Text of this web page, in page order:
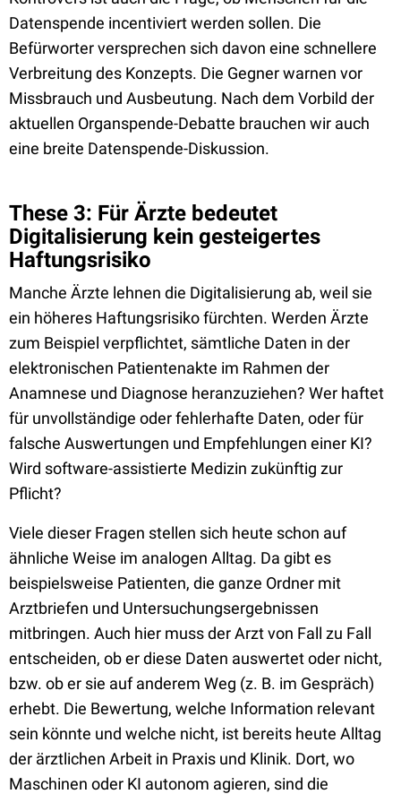
Datenspende incentiviert werden sollen. Die
Befürworter versprechen sich davon eine schnellere
Verbreitung des Konzepts. Die Gegner warnen vor
Missbrauch und Ausbeutung. Nach dem Vorbild der
aktuellen Organspende-Debatte brauchen wir auch
eine breite Datenspende-Diskussion.
These 3: Für Ärzte bedeutet
Digitalisierung kein gesteigertes
Haftungsrisiko
Manche Ärzte lehnen die Digitalisierung ab, weil sie
ein höheres Haftungsrisiko fürchten. Werden Ärzte
zum Beispiel verpflichtet, sämtliche Daten in der
elektronischen Patientenakte im Rahmen der
Anamnese und Diagnose heranzuziehen? Wer haftet
für unvollständige oder fehlerhafte Daten, oder für
falsche Auswertungen und Empfehlungen einer KI?
Wird software-assistierte Medizin zukünftig zur
Pflicht?
Viele dieser Fragen stellen sich heute schon auf
ähnliche Weise im analogen Alltag. Da gibt es
beispielsweise Patienten, die ganze Ordner mit
Arztbriefen und Untersuchungsergebnissen
mitbringen. Auch hier muss der Arzt von Fall zu Fall
entscheiden, ob er diese Daten auswertet oder nicht,
bzw. ob er sie auf anderem Weg (z. B. im Gespräch)
erhebt. Die Bewertung, welche Information relevant
sein könnte und welche nicht, ist bereits heute Alltag
der ärztlichen Arbeit in Praxis und Klinik. Dort, wo
Maschinen oder KI autonom agieren, sind die